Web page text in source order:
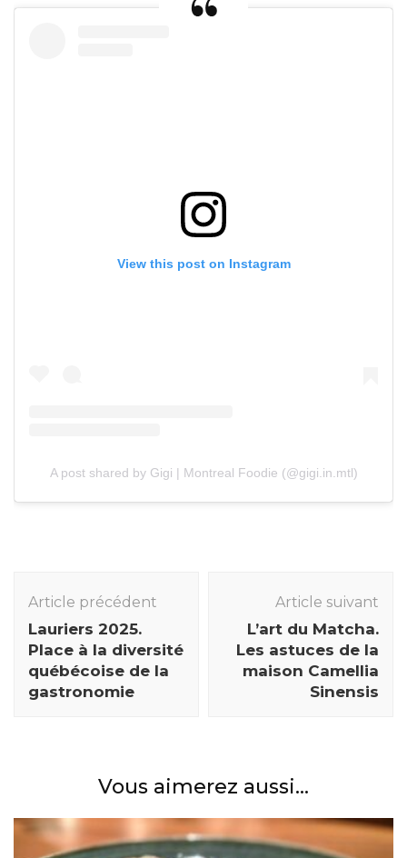
View this post on Instagram
A post shared by Gigi | Montreal Foodie (@gigi.in.mtl)
des
articles
Article précédent
Lauriers 2025.
Place à la diversité
québécoise de la
gastronomie
Article suivant
L’art du Matcha.
Les astuces de la
maison Camellia
Sinensis
Vous aimerez aussi...